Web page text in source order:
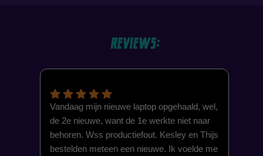
Reviews:
Vandaag mijn nieuwe laptop opgehaald, wel,
de 2e nieuwe, want de 1e werkte niet naar
behoren. Wss productiefout. Kesley en Thijs
bestelden meteen een nieuwe. Ik voelde me